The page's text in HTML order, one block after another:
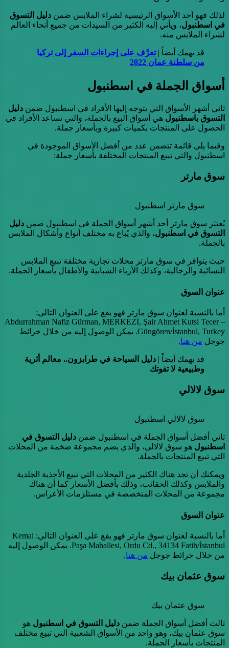
لذلك فهو أحد الأسواق الرئيسية لشراء الملابس ضمن دليل التسوق
في اسطنبول، ويأتي إليه الكثير من السيدات من جميع أنحاء العالم
لشراء الملابس منه.
قد يهمك أيضاً |تعرَّف على إجراءات السفر إلى تركيا
من سلطنة عمان 2022
أسواق الجملة في اسطنبول
ثاني أشهر الأسواق التي يتوجه إليها الأفراد في اسطنبول ضمن دليل
التسوق باسطنبول هي أسواق البيع بالجملة، والتي تساعد الأفراد في
الحصول على المنتجات بكميات كبيرة وبأسعار جملة.
وفيما يلي قائمة تتضمن عدد من أفضل الأسواق الموجودة في
اسطنبول والتي تبيع المنتجات المختلفة بأسعار جملة:
سوق مارتر
سوق مارتر اسطنبول
يُعتبَر سوق مارتر أحد أشهر أسواق الجملة في اسطنبول ضمن دليل
التسوق في اسطنبول، والذي يُباع به مختلف أنواع وأشكال الملابس
بالجملة.
حيث يتوافر في سوق مارتر محلات تجارية مختلفة تبيع الملابس
النسائية والرجالية، وكذلك الأزياء الشبابية والأطفال بأسعار الجملة.
عنوان السوق
أما بالنسبة لعنوان سوق مارتر فهو يقع على العنوان التالي:
Abdurrahman Nafiz Gürman, MERKEZİ, Şair Ahmet Kutsi Tecer –
Güngören/İstanbul, Turkey. يمكن الوصول إليه من خلال خرائط
جوجل من هنا.
قد يهمك أيضاً | دليل السياحة في طرابزون.. معالم أثرية
وطبيعية لا تفوتك
سوق لالالي
سوق لالالي اسطنبول
ثاني أفضل أسواق الجملة في اسطنبول ضمن دليل التسوق في
اسطنبول هو سوق لالالي، والذي يضم مجموعة ضخمة من المحلات
التي تبيع المنتجات بالجملة.
ويمكنك أن تجد هناك الكثير من المحلات التي تبيع الأحذية الجلدية
والملابس وكذلك الحقائب، وذلك بأفضل الأسعار كما أن هناك
مجموعة من المحلات المتخصصة في مستلزمات الأعراس.
عنوان السوق
أما بالنسبة لعنوان سوق مارتر فهو يقع على العنوان التالي: Kemal
Paşa Mahallesi, Ordu Cd., 34134 Fatih/İstanbul. يمكن الوصول إليه
من خلال خرائط جوجل من هنا.
سوق عثمان بيك
سوق عثمان بيك
ثالث أفضل أسواق الجملة ضمن دليل التسوق في اسطنبول هو
سوق عثمان بيك، وهو واحد من الأسواق الشعبية التي تبيع مختلف
المنتجات بأسعار الجملة.